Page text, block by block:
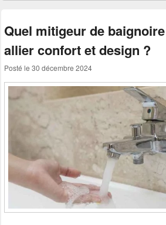
Quel mitigeur de
allier confort et design ?
Posté le 30 décembre 2024